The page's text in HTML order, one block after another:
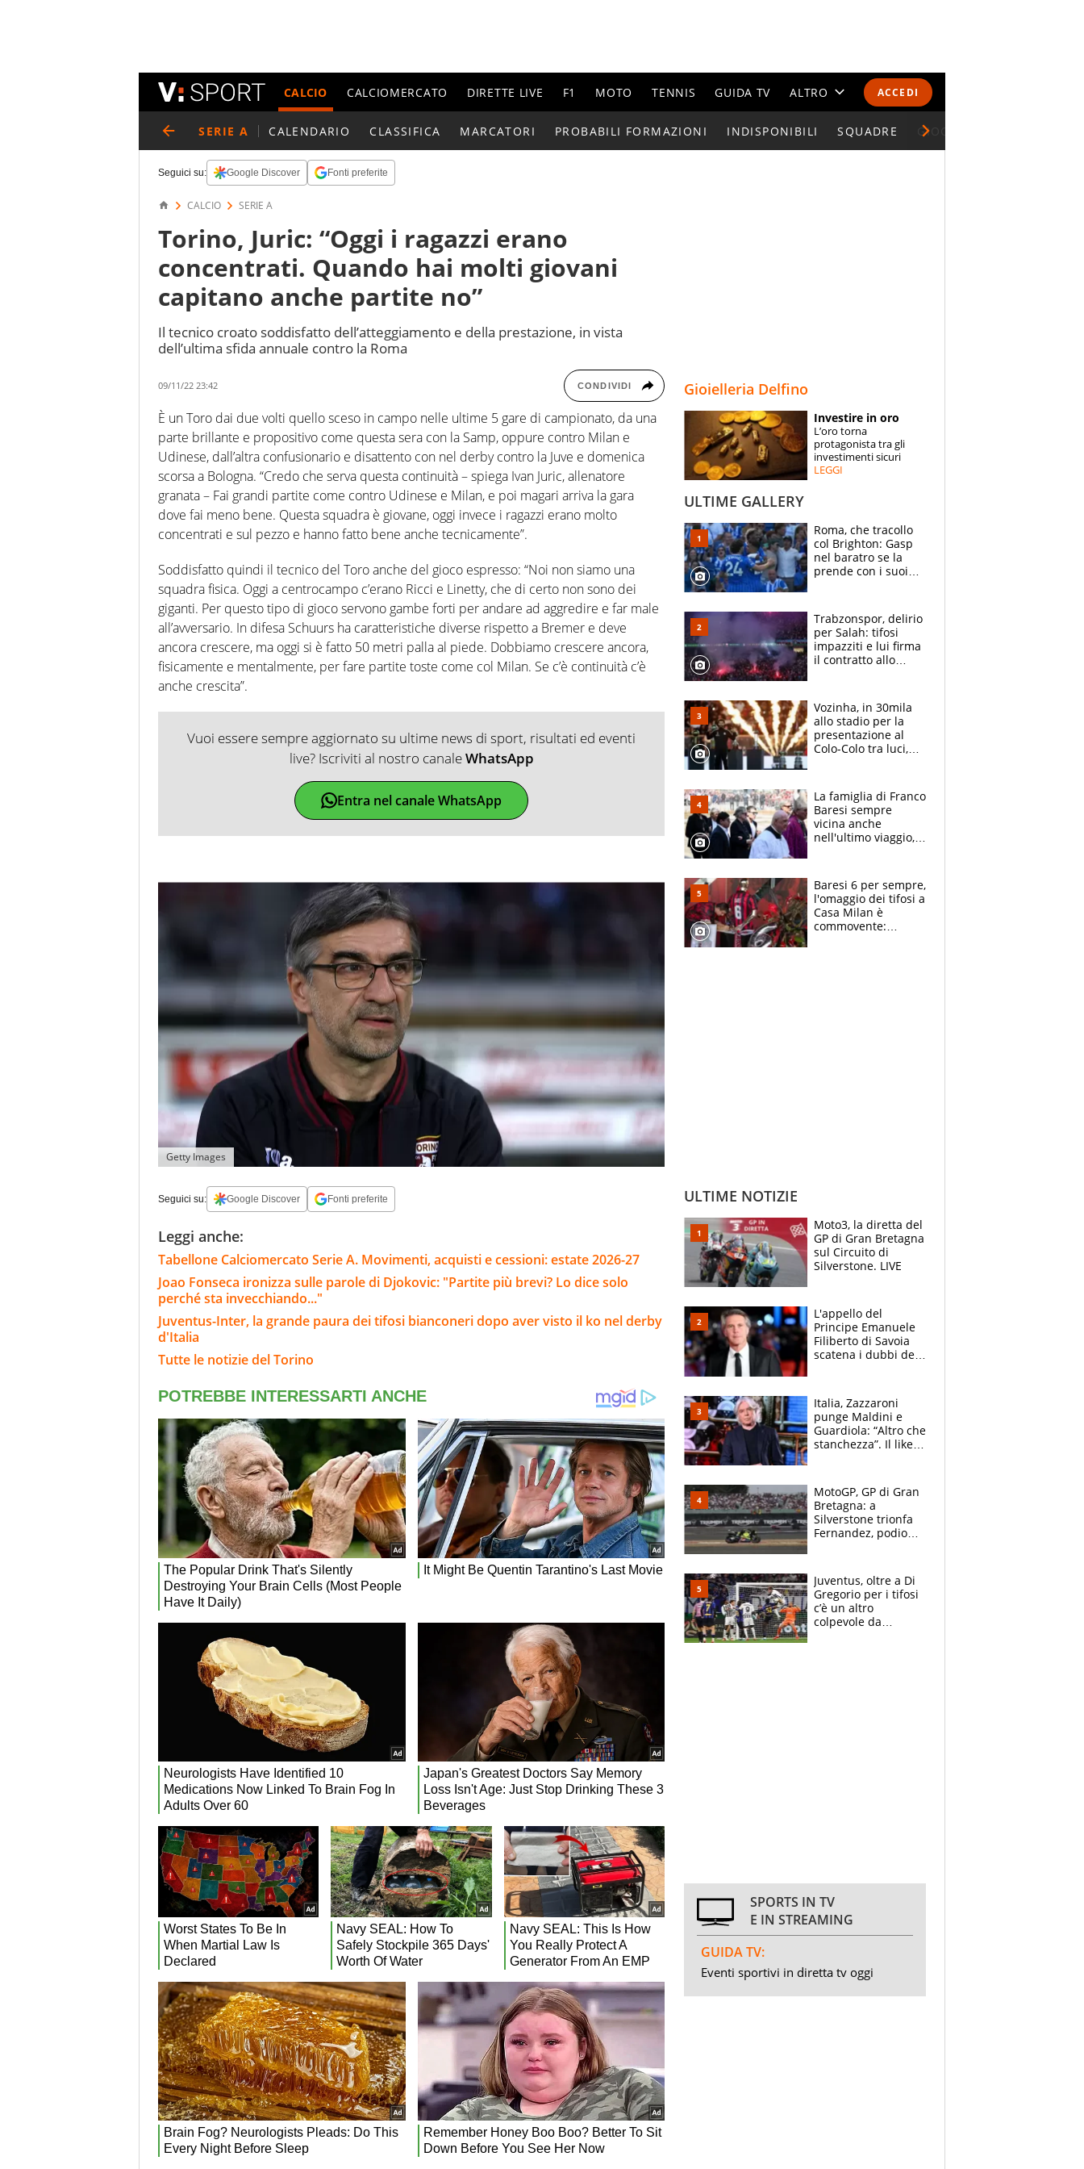
ACCEDI
CALCIO CALCIOMERCATO DIRETTE LIVE F1 MOTO TENNIS GUIDA TV ALTRO
CALENDARI E CLASSIFICHE
ESPERTI
CONTATTI
SERIE A CALENDARIO CLASSIFICA MARCATORI PROBABILI FORMAZIONI INDISPONIBILI SQUADRE GIOCATORI SERIE A
Seguici su: Google Discover Fonti preferite
CALCIO SERIE A
Torino, Juric: “Oggi i ragazzi erano
concentrati. Quando hai molti giovani
capitano anche partite no”
Il tecnico croato soddisfatto dell’atteggiamento e della prestazione, in vista
dell’ultima sfida annuale contro la Roma
09/11/22 23:42 CONDIVIDI
È un Toro dai due volti quello sceso in campo nelle ultime 5 gare di campionato, da una
parte brillante e propositivo come questa sera con la Samp, oppure contro Milan e
Udinese, dall’altra confusionario e disattento con nel derby contro la Juve e domenica
scorsa a Bologna. “Credo che serva questa continuità – spiega Ivan Juric, allenatore
granata – Fai grandi partite come contro Udinese e Milan, e poi magari arriva la gara
dove fai meno bene. Questa squadra è giovane, oggi invece i ragazzi erano molto
concentrati e sul pezzo e hanno fatto bene anche tecnicamente”.
Soddisfatto quindi il tecnico del Toro anche del gioco espresso: “Noi non siamo una
squadra fisica. Oggi a centrocampo c’erano Ricci e Linetty, che di certo non sono dei
giganti. Per questo tipo di gioco servono gambe forti per andare ad aggredire e far male
all’avversario. In difesa Schuurs ha caratteristiche diverse rispetto a Bremer e deve
ancora crescere, ma oggi si è fatto 50 metri palla al piede. Dobbiamo crescere ancora,
fisicamente e mentalmente, per fare partite toste come col Milan. Se c’è continuità c’è
anche crescita”.
Vuoi essere sempre aggiornato su ultime news di sport, risultati ed eventi
live? Iscriviti al nostro canaleWhatsApp
Entra nel canale WhatsApp
Getty Images
Seguici su: Google Discover Fonti preferite
Leggi anche:
Tabellone Calciomercato Serie A. Movimenti, acquisti e cessioni: estate 2026-27
Joao Fonseca ironizza sulle parole di Djokovic: "Partite più brevi? Lo dice solo
perché sta invecchiando..."
Juventus-Inter, la grande paura dei tifosi bianconeri dopo aver visto il ko nel derby
d'Italia
Tutte le notizie del Torino
Gioielleria Delfino
Investire in oro
L’oro torna
protagonista tra gli
investimenti sicuri
LEGGI
ULTIME GALLERY
Roma, che tracollo
col Brighton: Gasp
nel baratro se la
prende con i suoi
Trabzonspor, delirio
per Salah: tifosi
impazziti e lui firma
il contratto allo
Vozinha, in 30mila
allo stadio per la
presentazione al
Colo-Colo tra luci,
La famiglia di Franco
Baresi sempre
vicina anche
nell'ultimo viaggio,
circondati
dall'affetto dei tifosi
Baresi 6 per sempre,
l'omaggio dei tifosi a
Casa Milan è
commovente:
ULTIME NOTIZIE
Moto3, la diretta del
GP di Gran Bretagna
sul Circuito di
Silverstone. LIVE
L'appello del
Principe Emanuele
Filiberto di Savoia
scatena i dubbi dei
Italia, Zazzaroni
punge Maldini e
Guardiola: “Altro che
stanchezza”. Il like
MotoGP, GP di Gran
Bretagna: a
Silverstone trionfa
Fernandez, podio
ed eroico
Juventus, oltre a Di
Gregorio per i tifosi
c’è un altro
colpevole da
SPORTS IN TV
E IN STREAMING
GUIDA TV:
Eventi sportivi in diretta tv oggi